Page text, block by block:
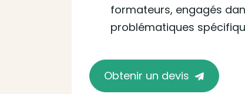
formateurs, engagés
problématiques
Obtenir un devis